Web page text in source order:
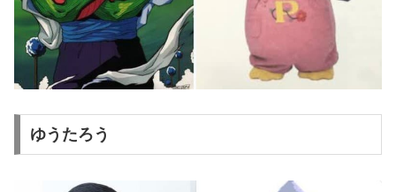
ゆうたろう